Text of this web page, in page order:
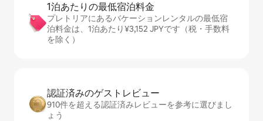
1泊あたりの最⁠低⁠宿⁠泊⁠料⁠金
プレトリアにあるバケーションレンタルの最低宿
泊料金は、1泊あたり¥3,152 JPYです（税・手数料
を除く）
認証済みのゲ⁠ス⁠ト⁠レ⁠ビ⁠ュ⁠ー
910件を超える認証済みレビューを参考に選びまし
ょう